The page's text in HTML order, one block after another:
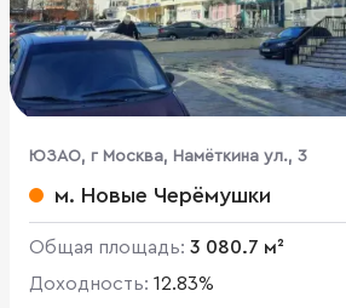
ЮЗАО, г Москва, Намёткина ул., 3
м. Новые Черёмушки
Общая площадь: 3 080.7 м²
Доходность: 12.83%